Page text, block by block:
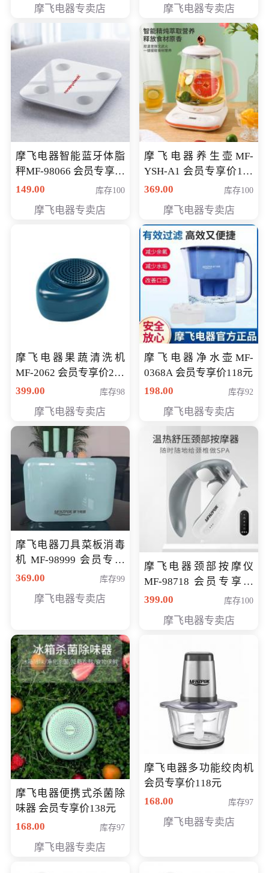
摩飞电器专卖店 摩飞电器专卖店
摩飞电器智能蓝牙体脂
秤MF-98066 会员专享价
98元
149.00 库存100
摩飞电器专卖店
摩飞电器养生壶MF-
YSH-A1 会员专享价198
元
369.00 库存100
摩飞电器专卖店
摩飞电器果蔬清洗机
MF-2062 会员专享价268
元
399.00 库存98
摩飞电器专卖店
摩飞电器净水壶MF-
0368A 会员专享价118元
198.00
库存92
摩飞电器专卖店
摩飞电器刀具菜板消毒
机 MF-98999 会员专享
价286元
369.00 库存99
摩飞电器专卖店
摩飞电器颈部按摩仪
MF-98718 会员专享价
299元
399.00 库存100
摩飞电器专卖店
摩飞电器便携式杀菌除
味器 会员专享价138元
168.00
库存97
摩飞电器专卖店
摩飞电器多功能绞肉机
会员专享价118元
168.00
库存97
摩飞电器专卖店